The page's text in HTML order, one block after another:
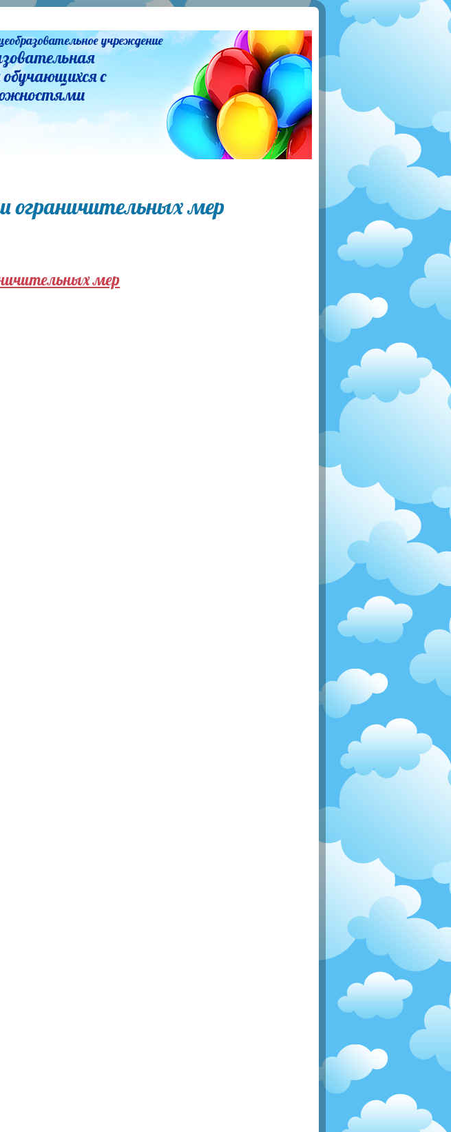
учреждение
с
ограничительных мер
мер